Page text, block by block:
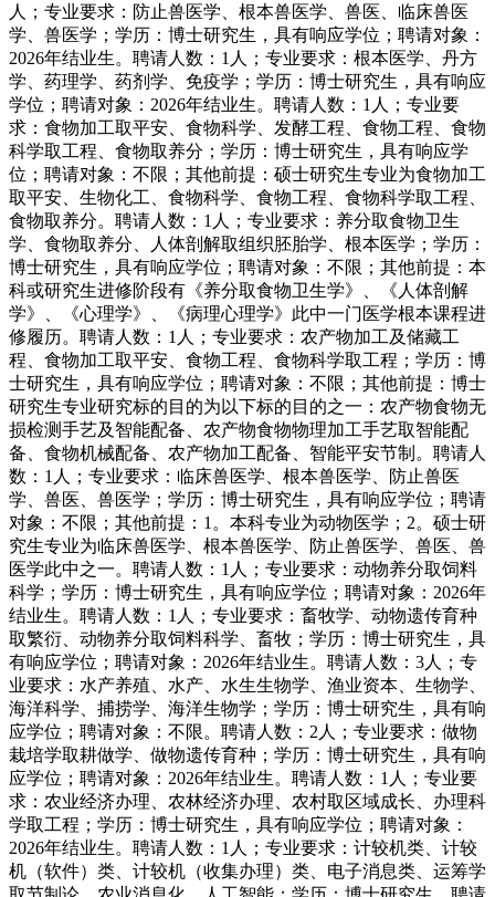
人；专业要求：防止兽医学、根本兽医学、兽医、临床兽医
学、兽医学；学历：博士研究生，具有响应学位；聘请对象：
2026年结业生。聘请人数：1人；专业要求：根本医学、丹方
学、药理学、药剂学、免疫学；学历：博士研究生，具有响应
学位；聘请对象：2026年结业生。聘请人数：1人；专业要
求：食物加工取平安、食物科学、发酵工程、食物工程、食物
科学取工程、食物取养分；学历：博士研究生，具有响应学
位；聘请对象：不限；其他前提：硕士研究生专业为食物加工
取平安、生物化工、食物科学、食物工程、食物科学取工程、
食物取养分。聘请人数：1人；专业要求：养分取食物卫生
学、食物取养分、人体剖解取组织胚胎学、根本医学；学历：
博士研究生，具有响应学位；聘请对象：不限；其他前提：本
科或研究生进修阶段有《养分取食物卫生学》、《人体剖解
学》、《心理学》、《病理心理学》此中一门医学根本课程进
修履历。聘请人数：1人；专业要求：农产物加工及储藏工
程、食物加工取平安、食物工程、食物科学取工程；学历：博
士研究生，具有响应学位；聘请对象：不限；其他前提：博士
研究生专业研究标的目的为以下标的目的之一：农产物食物无
损检测手艺及智能配备、农产物食物物理加工手艺取智能配
备、食物机械配备、农产物加工配备、智能平安节制。聘请人
数：1人；专业要求：临床兽医学、根本兽医学、防止兽医
学、兽医、兽医学；学历：博士研究生，具有响应学位；聘请
对象：不限；其他前提：1。本科专业为动物医学；2。硕士研
究生专业为临床兽医学、根本兽医学、防止兽医学、兽医、兽
医学此中之一。聘请人数：1人；专业要求：动物养分取饲料
科学；学历：博士研究生，具有响应学位；聘请对象：2026年
结业生。聘请人数：1人；专业要求：畜牧学、动物遗传育种
取繁衍、动物养分取饲料科学、畜牧；学历：博士研究生，具
有响应学位；聘请对象：2026年结业生。聘请人数：3人；专
业要求：水产养殖、水产、水生生物学、渔业资本、生物学、
海洋科学、捕捞学、海洋生物学；学历：博士研究生，具有响
应学位；聘请对象：不限。聘请人数：2人；专业要求：做物
栽培学取耕做学、做物遗传育种；学历：博士研究生，具有响
应学位；聘请对象：2026年结业生。聘请人数：1人；专业要
求：农业经济办理、农林经济办理、农村取区域成长、办理科
学取工程；学历：博士研究生，具有响应学位；聘请对象：
2026年结业生。聘请人数：1人；专业要求：计较机类、计较
机（软件）类、计较机（收集办理）类、电子消息类、运筹学